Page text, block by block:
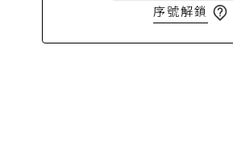
序號解鎖